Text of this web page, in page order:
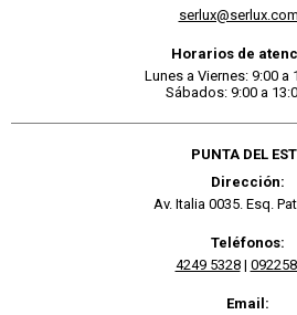
Horarios de
Lunes a Viernes: 9:00 a
Sábados: 9:00 a
PUNTA DEL
Dirección:
Av. Italia 0035. Esq.
Teléfonos:
4249 5328|
Email: